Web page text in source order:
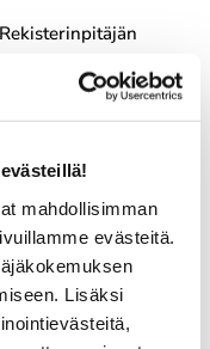
mahdollisimman
evästeitä.
Lisäksi
sekä